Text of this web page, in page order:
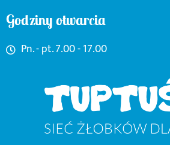
Godziny otwarcia
Pn. - pt. 7.00 - 17.00